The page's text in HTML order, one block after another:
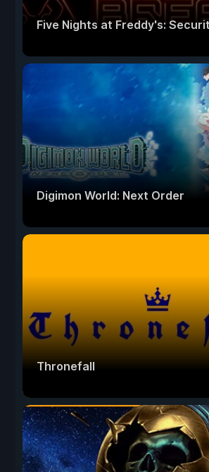
Five Nights at Freddy's:
Digimon World: Next Order
Thronefall